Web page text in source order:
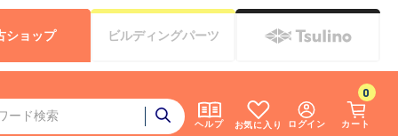
ヘルプ お気に入り ログイン カート
0
ショップ ビルディングパーツ